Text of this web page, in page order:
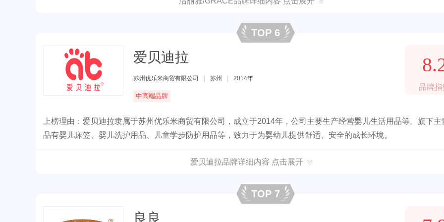
TOP 6
爱贝迪拉
苏州优乐米商贸有限公司 苏州 2014年
中高端品牌
品牌指
上榜理由：爱贝迪拉隶属于苏州优乐米商贸有限公司，成立于2014年，公司主要生产经营婴儿生活用品等。旗下主
品有婴儿床笠、婴儿洗护用品、儿童学步防护用品等，致力于为婴幼儿提供舒适、安全的成长环境。
爱贝迪拉品牌详细内容 点击展开
TOP 7
良良